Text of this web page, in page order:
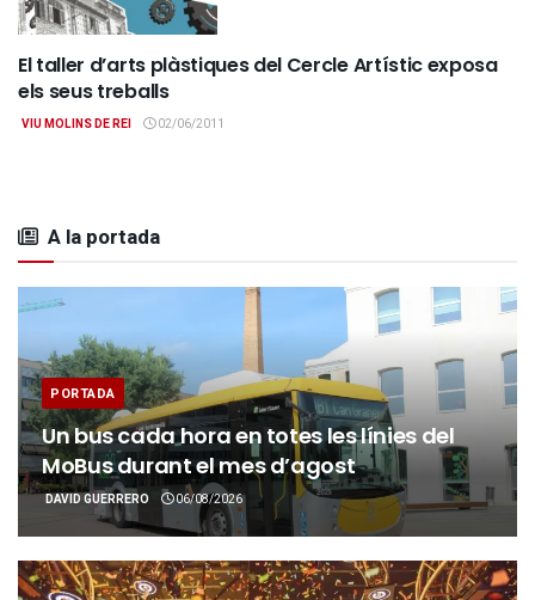
CULTURA
El taller d’arts plàstiques del Cercle Artístic exposa
els seus treballs
VIU MOLINS DE REI 02/06/2011
A la portada
PORTADA
Un bus cada hora en totes les línies del
MoBus durant el mes d’agost
DAVID GUERRERO 06/08/2026